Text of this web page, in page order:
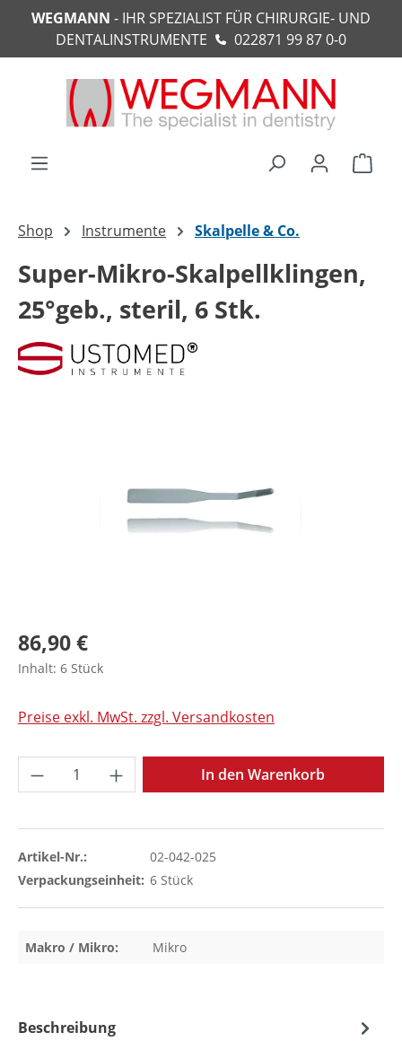
springen
WEGMANN - IHR SPEZIALIST FÜR CHIRURGIE- UND
DENTALINSTRUMENTE
022871 99 87 0-0
Shop Instrumente Skalpelle & Co.
Super-Mikro-Skalpellklingen,
25°geb., steril, 6 Stk.
86,90 €
Inhalt: 6 Stück
Preise exkl. MwSt. zzgl. Versandkosten
Produkt Anzahl: Gib den gewünschten
In den Warenkorb
Artikel-Nr.:
02-042-025
Verpackungseinheit: 6 Stück
Makro / Mikro: Mikro
Beschreibung